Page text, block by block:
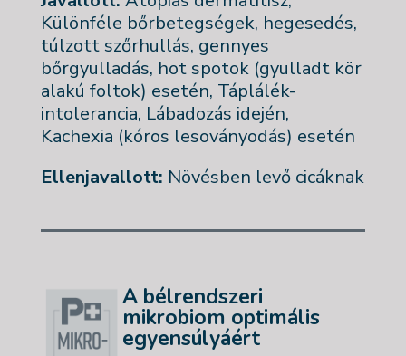
Különféle bőrbetegségek, hegesedés,
túlzott szőrhullás, gennyes
bőrgyulladás, hot spotok (gyulladt kör
alakú foltok) esetén, Táplálék-
intolerancia, Lábadozás idején,
Kachexia (kóros lesoványodás) esetén
Ellenjavallott: Növésben levő cicáknak
A bélrendszeri
mikrobiom optimális
egyensúlyáért